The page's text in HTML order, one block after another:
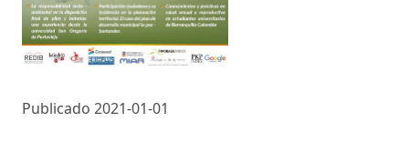
Publicado 2021-01-01